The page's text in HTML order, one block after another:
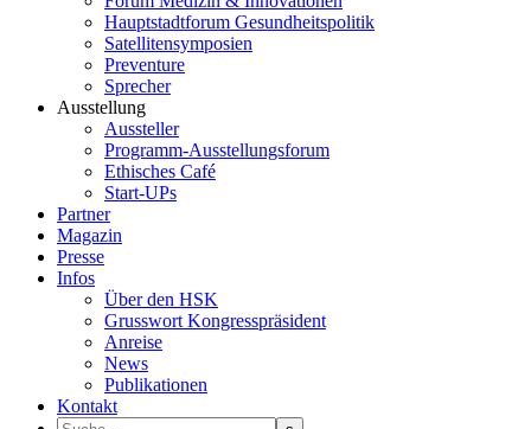
Hauptstadtforum Gesundheitspolitik
Satellitensymposien
Preventure
Sprecher
Ausstellung
Aussteller
Programm-Ausstellungsforum
Ethisches Café
Start-UPs
Partner
Magazin
Presse
Infos
Über den HSK
Grusswort Kongresspräsident
Anreise
News
Publikationen
Kontakt